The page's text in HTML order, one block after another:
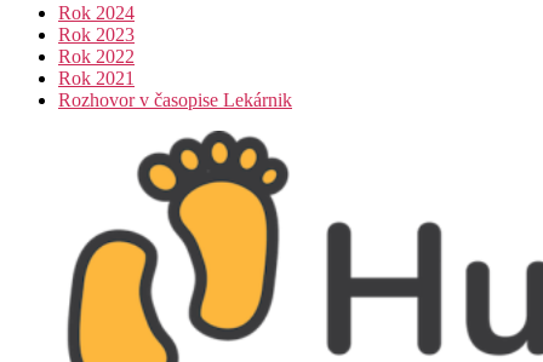
Rok 2024
Rok 2023
Rok 2022
Rok 2021
Rozhovor v časopise Lekárnik